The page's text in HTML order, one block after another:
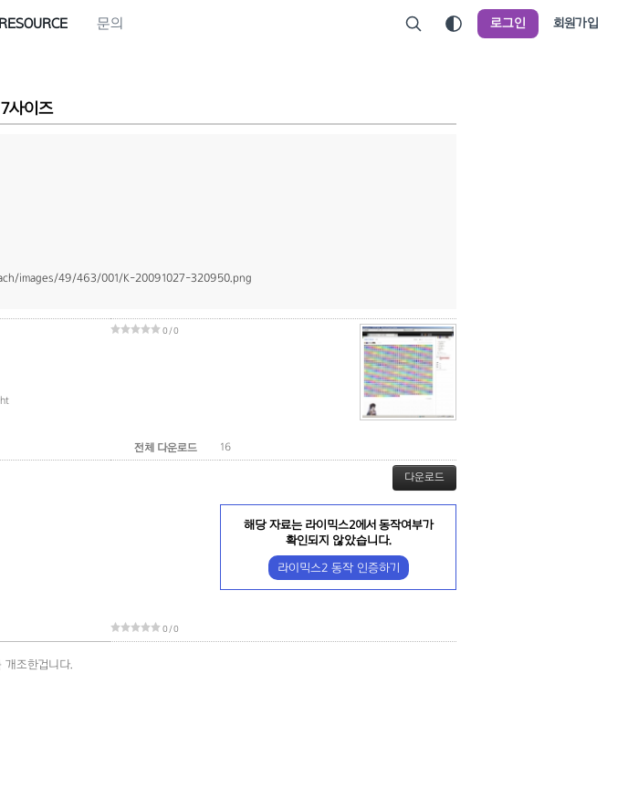
RESOURCE 문의 로그인 회원가입
사이즈
images/49/463/001/K-20091027-320950.png
0 / 0
전체 다운로드
16
다운로드
해당 자료는 라이믹스2에서 동작여부가
확인되지 않았습니다.
라이믹스2 동작 인증하기
0 / 0
조한겁니다.